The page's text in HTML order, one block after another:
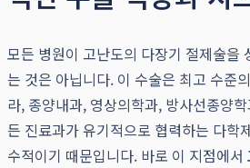
모든 병원이 고난도의 다장기 절제술을
는 것은 아닙니다. 이 수술은 최고 수준
라, 종양내과, 영상의학과, 방사선종양
든 진료과가 유기적으로 협력하는 다학
수적이기 때문입니다. 바로 이 지점에서